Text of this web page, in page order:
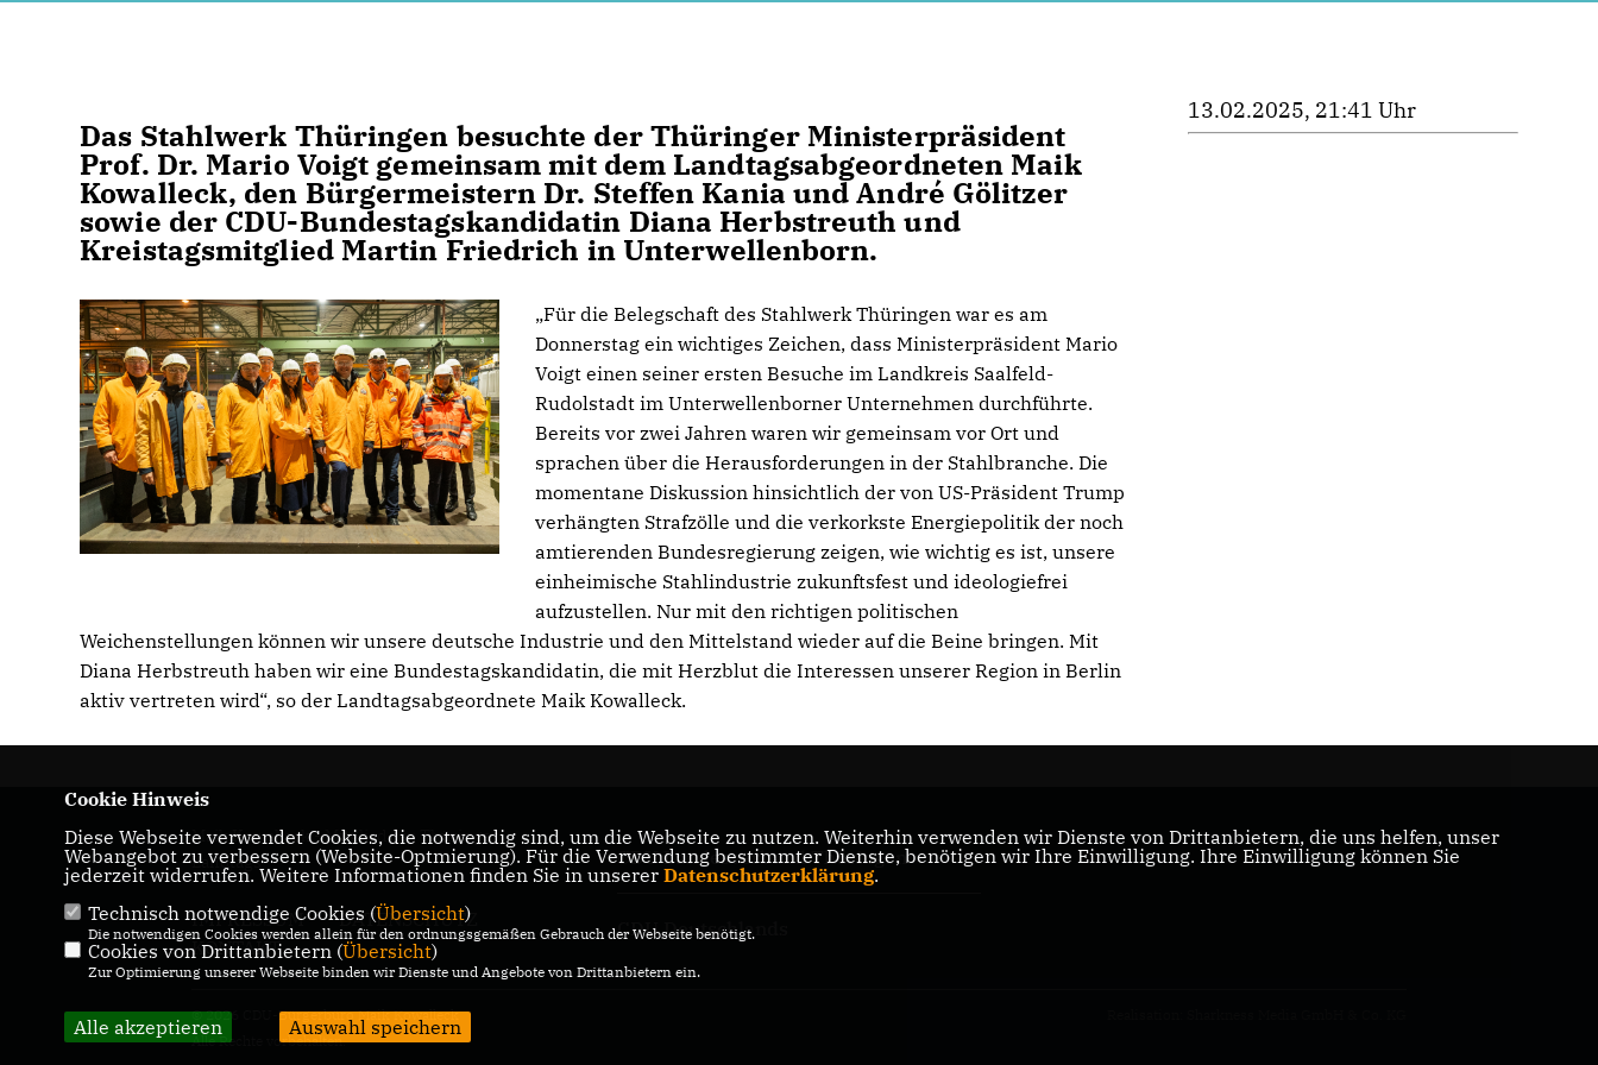
Das Stahlwerk Thüringen besuchte der Thüringer Ministerpräsident
Prof. Dr. Mario Voigt gemeinsam mit dem Landtagsabgeordneten Maik
Kowalleck, den Bürgermeistern Dr. Steffen Kania und André Gölitzer
sowie der CDU-Bundestagskandidatin Diana Herbstreuth und
Kreistagsmitglied Martin Friedrich in Unterwellenborn.
Für die Belegschaft des Stahlwerk Thüringen war es am
Donnerstag ein wichtiges Zeichen, dass Ministerpräsident Mario
Voigt einen seiner ersten Besuche im Landkreis Saalfeld-
Rudolstadt im Unterwellenborner Unternehmen durchführte.
Bereits vor zwei Jahren waren wir gemeinsam vor Ort und
sprachen über die Herausforderungen in der Stahlbranche. Die
momentane Diskussion hinsichtlich der von US-Präsident Trump
verhängten Strafzölle und die verkorkste Energiepolitik der noch
amtierenden Bundesregierung zeigen, wie wichtig es ist, unsere
einheimische Stahlindustrie zukunftsfest und ideologiefrei
aufzustellen. Nur mit den richtigen politischen
Weichenstellungen können wir unsere deutsche Industrie und den Mittelstand wieder auf die Beine bringen. Mit
Diana Herbstreuth haben wir eine Bundestagskandidatin, die mit Herzblut die Interessen unserer Region in Berlin
aktiv vertreten wird“, so der Landtagsabgeordnete Maik Kowalleck.
13.02.2025, 21:41 Uhr
Maik Kowalleck - Mitglied des Thüringer
Landtags
IMPRESSUM
DATENSCHUTZ
KONTAKT
CDU Landesverband Thüringen
CDU Deutschlands
© 2026 CDU-Bürgerbüro Maik Kowalleck
Alle Rechte vorbehalten.
Cookie Hinweis
Diese Webseite verwendet Cookies, die notwendig sind, um die Webseite zu nutzen. Weiterhin verwenden wir Dienste von Drittanbietern, die uns helfen, unser
Webangebot zu verbessern (Website-Optmierung). Für die Verwendung bestimmter Dienste, benötigen wir Ihre Einwilligung. Ihre Einwilligung können Sie
jederzeit widerrufen. Weitere Informationen finden Sie in unserer Datenschutzerklärung.
Technisch notwendige Cookies (Übersicht)
Die notwendigen Cookies werden allein für den ordnungsgemäßen Gebrauch der Webseite benötigt.
Cookies von Drittanbietern (Übersicht)
Zur Optimierung unserer Webseite binden wir Dienste und Angebote von Drittanbietern ein.
Alle akzeptieren Auswahl speichern